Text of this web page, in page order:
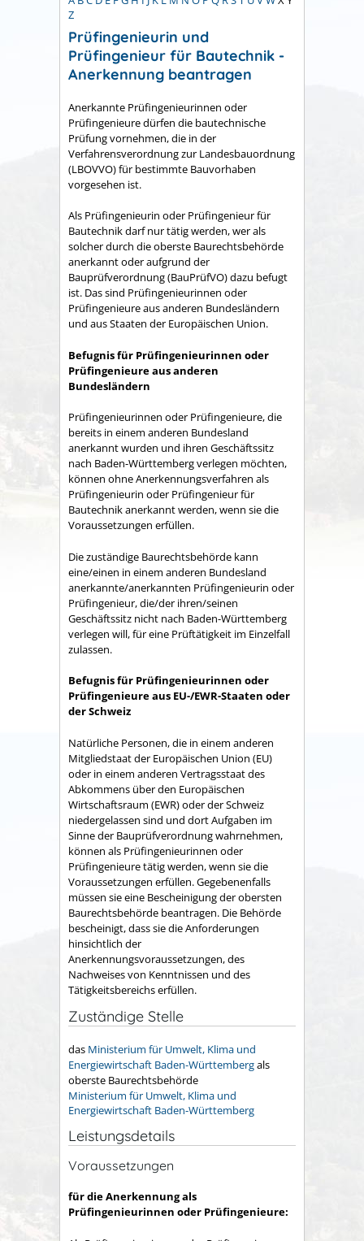
Z
Prüfingenieurin und
Prüfingenieur für Bautechnik -
Anerkennung beantragen
Anerkannte Prüfingenieurinnen oder
Prüfingenieure dürfen die bautechnische
Prüfung vornehmen, die in der
Verfahrensverordnung zur Landesbauordnung
(LBOVVO) für bestimmte Bauvorhaben
vorgesehen ist.
Als Prüfingenieurin oder Prüfingenieur für
Bautechnik darf nur tätig werden, wer als
solcher durch die oberste Baurechtsbehörde
anerkannt oder aufgrund der
Bauprüfverordnung (BauPrüfVO) dazu befugt
ist. Das sind Prüfingenieurinnen oder
Prüfingenieure aus anderen Bundesländern
und aus Staaten der Europäischen Union.
Befugnis für Prüfingenieurinnen oder
Prüfingenieure aus anderen
Bundesländern
Prüfingenieurinnen oder Prüfingenieure, die
bereits in einem anderen Bundesland
anerkannt wurden und ihren Geschäftssitz
nach Baden-Württemberg verlegen möchten,
können ohne Anerkennungsverfahren als
Prüfingenieurin oder Prüfingenieur für
Bautechnik anerkannt werden, wenn sie die
Voraussetzungen erfüllen.
Die zuständige Baurechtsbehörde kann
eine/einen in einem anderen Bundesland
anerkannte/anerkannten Prüfingenieurin oder
Prüfingenieur, die/der ihren/seinen
Geschäftssitz nicht nach Baden-Württemberg
verlegen will, für eine Prüftätigkeit im Einzelfall
zulassen.
Befugnis für Prüfingenieurinnen oder
Prüfingenieure aus EU-/EWR-Staaten oder
der Schweiz
Natürliche Personen, die in einem anderen
Mitgliedstaat der Europäischen Union (EU)
oder in einem anderen Vertragsstaat des
Abkommens über den Europäischen
Wirtschaftsraum (EWR) oder der Schweiz
niedergelassen sind und dort Aufgaben im
Sinne der Bauprüfverordnung wahrnehmen,
können als Prüfingenieurinnen oder
Prüfingenieure tätig werden, wenn sie die
Voraussetzungen erfüllen. Gegebenenfalls
müssen sie eine Bescheinigung der obersten
Baurechtsbehörde beantragen. Die Behörde
bescheinigt, dass sie die Anforderungen
hinsichtlich der
Anerkennungsvoraussetzungen, des
Nachweises von Kenntnissen und des
Tätigkeitsbereichs erfüllen.
Zuständige Stelle
das Ministerium für Umwelt, Klima und
Energiewirtschaft Baden-Württembergals
oberste Baurechtsbehörde
Ministerium für Umwelt, Klima und
Energiewirtschaft Baden-Württemberg
Leistungsdetails
Voraussetzungen
für die Anerkennung als
Prüfingenieurinnen oder Prüfingenieure: